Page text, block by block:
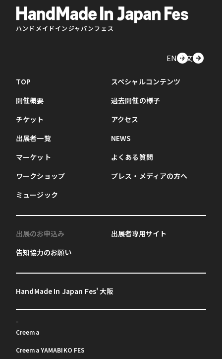
ハンドメイドインジャパンフェス
EN中文
TOP
開催概要
チケット
出展者一覧
マーケット
ワークショップ
ミュージック
スペシャルコンテンツ
過去開催の様子
アクセス
NEWS
よくある質問
プレス・メディアの方へ
出展のお申込み
告知協力のお願い
出展者専用サイト
HandMade In Japan Fes' 大阪
Creema
Creema YAMABIKO FES